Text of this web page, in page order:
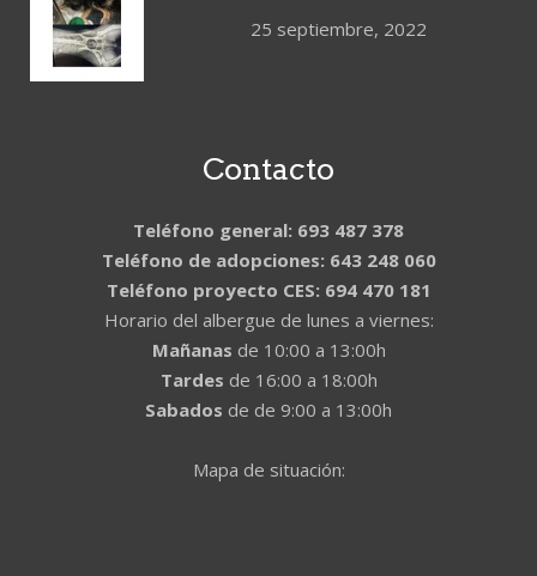
25 septiembre, 2022
Contacto
Teléfono general: 693 487 378
Teléfono de adopciones: 643 248 060
Teléfono proyecto CES: 694 470 181
Horario del albergue de lunes a viernes:
Mañanas de 10:00 a 13:00h
Tardes de 16:00 a 18:00h
Sabados de de 9:00 a 13:00h
Mapa de situación: